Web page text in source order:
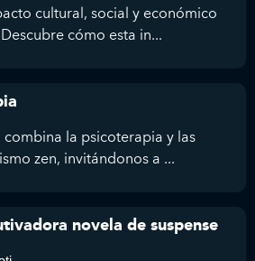
cultural, social y económico
cómo esta in...
la psicoterapia y las
zen, invitándonos a ...
novela de suspense